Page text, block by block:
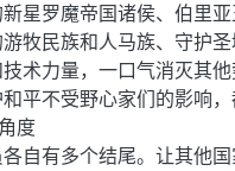
星罗魔帝国诸侯、伯里
牧民族和人马族、守护
术力量，一口气消灭其
平不受野心家们的影响，
度
自有多个结尾。让其他